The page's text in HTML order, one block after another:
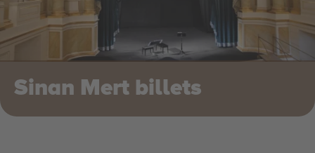
Sinan Mert billets